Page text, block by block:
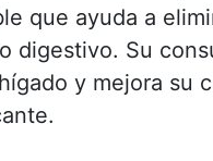
que ayuda a
digestivo. Su
y mejora su